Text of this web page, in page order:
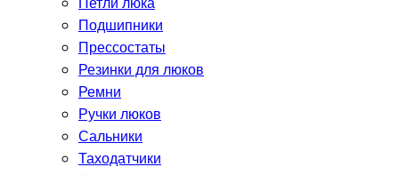
Подшипники
Прессостаты
Резинки для люков
Ремни
Ручки люков
Сальники
Таходатчики